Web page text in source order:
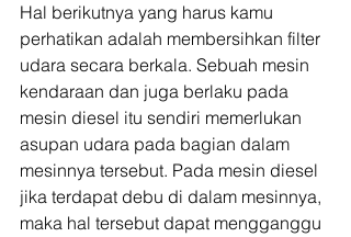
Hal berikutnya yang harus kamu
perhatikan adalah membersihkan filter
udara secara berkala. Sebuah mesin
kendaraan dan juga berlaku pada
mesin diesel itu sendiri memerlukan
asupan udara pada bagian dalam
mesinnya tersebut. Pada mesin diesel
jika terdapat debu di dalam mesinnya,
maka hal tersebut dapat mengganggu